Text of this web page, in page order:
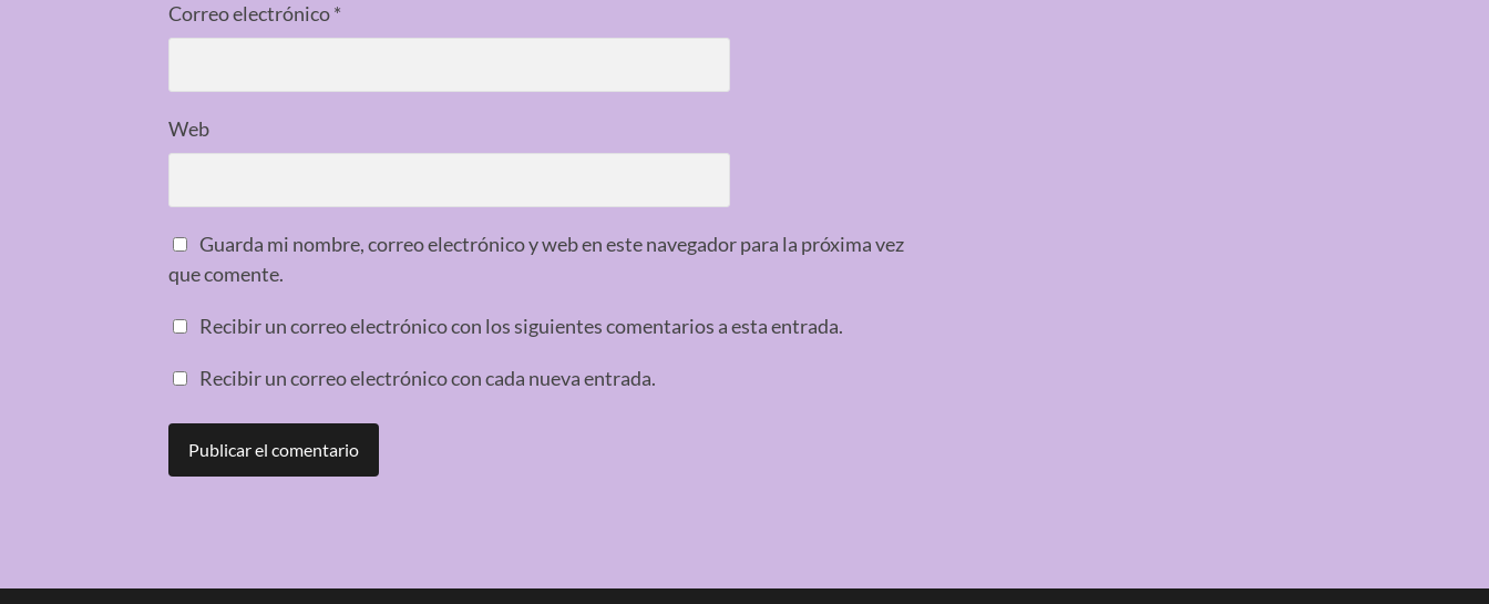
Correo electrónico*
Web
Guarda mi nombre, correo electrónico y web en este navegador para la próxima vez
que comente.
Recibir un correo electrónico con los siguientes comentarios a esta entrada.
Recibir un correo electrónico con cada nueva entrada.